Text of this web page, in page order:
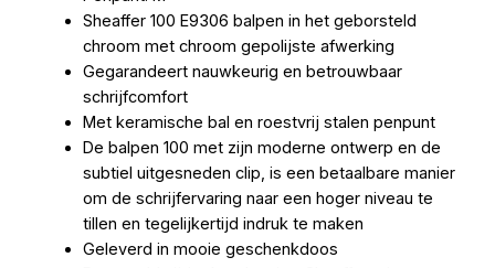
Sheaffer 100 E9306 balpen in het geborsteld
chroom met chroom gepolijste afwerking
Gegarandeert nauwkeurig en betrouwbaar
schrijfcomfort
Met keramische bal en roestvrij stalen penpunt
De balpen 100 met zijn moderne ontwerp en de
subtiel uitgesneden clip, is een betaalbare manier
om de schrijfervaring naar een hoger niveau te
tillen en tegelijkertijd indruk te maken
Geleverd in mooie geschenkdoos